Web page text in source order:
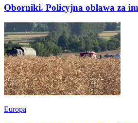
Oborniki. Policyjna obława za
Europa